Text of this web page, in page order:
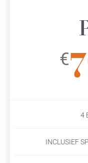
€
4
INCLUSIEF